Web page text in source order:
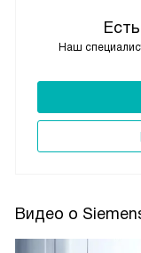
Наш
Видео о